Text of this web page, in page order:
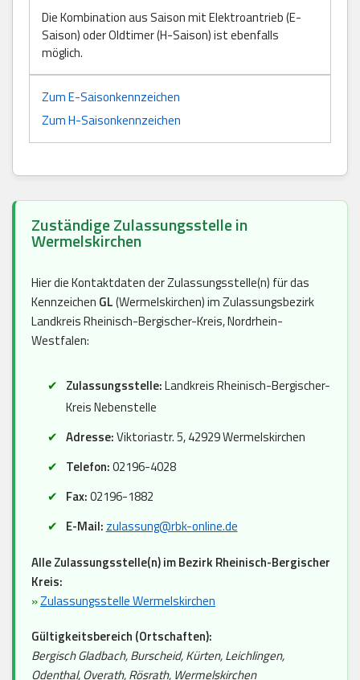
Die Kombination aus Saison mit Elektroantrieb (E-
Saison) oder Oldtimer (H-Saison) ist ebenfalls
möglich.
Zum E-Saisonkennzeichen
Zum H-Saisonkennzeichen
Zuständige Zulassungsstelle in
Wermelskirchen
Hier die Kontaktdaten der Zulassungsstelle(n) für das
Kennzeichen GL(Wermelskirchen) im Zulassungsbezirk
Landkreis Rheinisch-Bergischer-Kreis, Nordrhein-
Westfalen:
Zulassungsstelle:Landkreis Rheinisch-Bergischer-
Kreis Nebenstelle
Adresse:Viktoriastr. 5, 42929 Wermelskirchen
Telefon:02196-4028
Fax:02196-1882
E-Mail: zulassung@rbk-online.de
Alle Zulassungsstelle(n) im Bezirk Rheinisch-Bergischer
Kreis:
»Zulassungsstelle Wermelskirchen
Gültigkeitsbereich (Ortschaften):
Bergisch Gladbach, Burscheid, Kürten, Leichlingen,
Odenthal, Overath, Rösrath, Wermelskirchen